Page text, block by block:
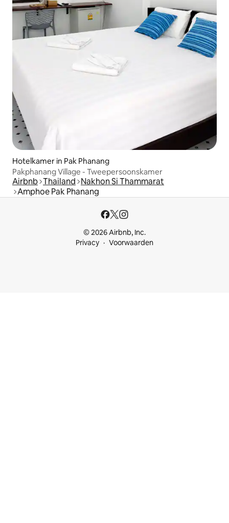
Hotelkamer in Pak Phanang
Pakphanang Village - Tweepersoonskamer
Airbnb Thailand Nakhon Si Thammarat
Amphoe Pak Phanang
© 2026 Airbnb, Inc.
Privacy
Voorwaarden